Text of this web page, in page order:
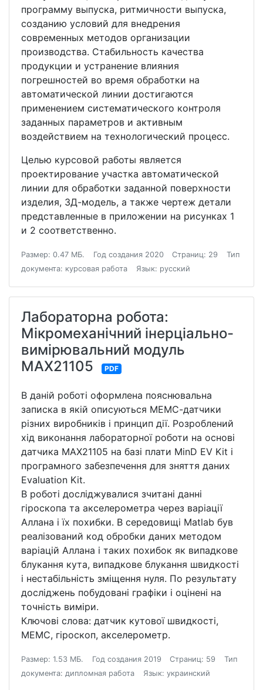
программу выпуска, ритмичности выпуска,
созданию условий для внедрения
современных методов организации
производства. Стабильность качества
продукции и устранение влияния
погрешностей во время обработки на
автоматической линии достигаются
применением систематического контроля
заданных параметров и активным
воздействием на технологический процесс.
Целью курсовой работы является
проектирование участка автоматической
линии для обработки заданной поверхности
изделия, 3Д-модель, а также чертеж детали
представленные в приложении на рисунках 1
и 2 соответственно.
Размер: 0.47 МБ. Год создания 2020 Страниц: 29
Тип
документа: курсовая работа
Язык: русский
Лабораторна робота:
Мікромеханічний інерціально-
вимірювальний модуль
MAX21105
PDF
В даній роботі оформлена пояснювальна
записка в якій описуються МЕМС-датчики
різних виробників і принцип дії. Розроблений
хід виконання лабораторної роботи на основі
датчика MAX21105 на базі плати MinD EV Kit і
програмного забезпечення для зняття даних
Evaluation Kit.
В роботі досліджувалися зчитані данні
гіроскопа та акселерометра через варіації
Аллана і їх похибки. В середовищі Matlab був
реалізований код обробки даних методом
варіацій Аллана і таких похибок як випадкове
блукання кута, випадкове блукання швидкості
і нестабільність зміщення нуля. По результату
досліджень побудовані графіки і оцінені на
точність виміри.
Ключові слова: датчик кутової швидкості,
МЕМС, гіроскоп, акселерометр.
Размер: 1.53 МБ. Год создания 2019 Страниц: 59
Тип
документа: дипломная работа
Язык: украинский